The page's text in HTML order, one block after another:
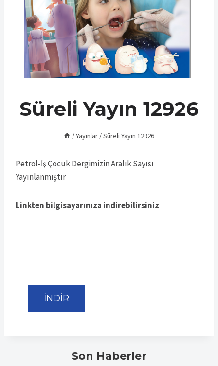
Süreli Yayın 12926
/Yayınlar /Süreli Yayın 12926
Petrol-İş Çocuk Dergimizin Aralık Sayısı
Yayınlanmıştır
Linkten bilgisayarınıza indirebilirsiniz
İNDİR
Son Haberler